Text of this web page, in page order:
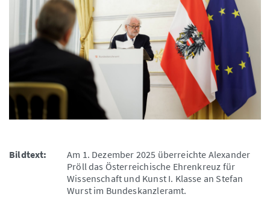
Bildtext:
Am 1. Dezember 2025 überreichte Alexander
Pröll das Österreichische Ehrenkreuz für
Wissenschaft und Kunst I. Klasse an Stefan
Wurst im Bundeskanzleramt.